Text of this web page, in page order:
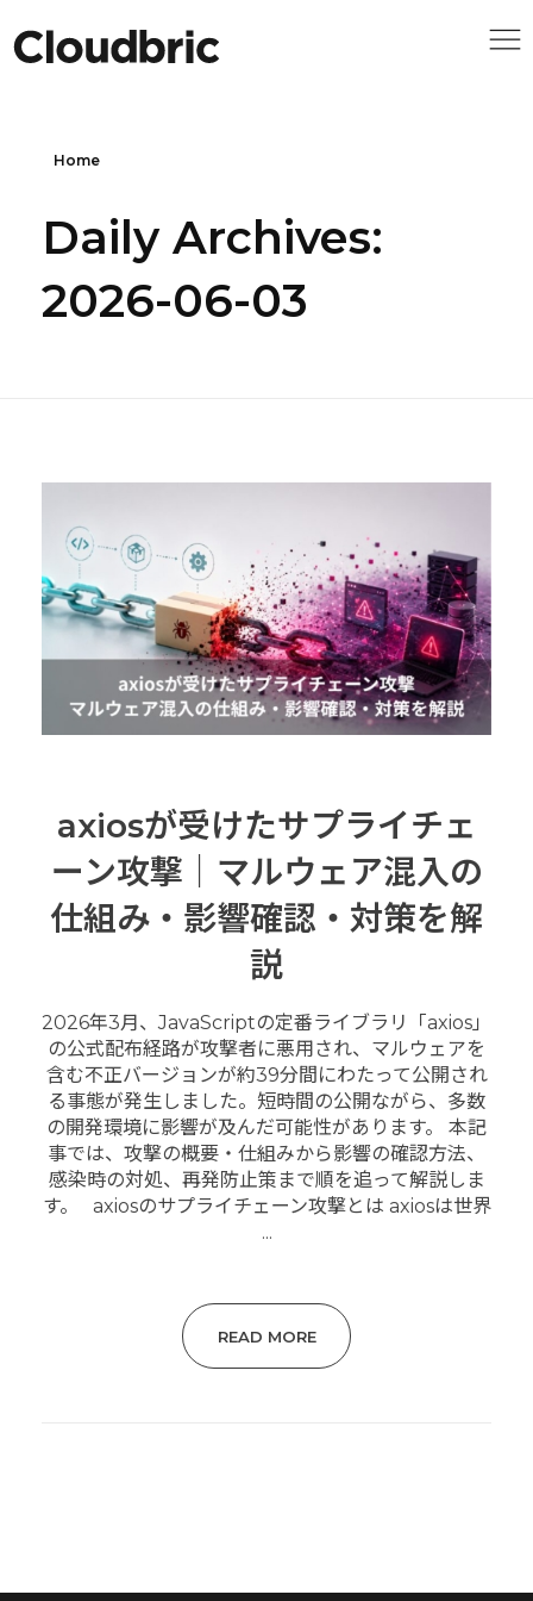
Home
Daily Archives:
2026-06-03
axiosが受けたサプライチェ
ーン攻撃｜マルウェア混入の
仕組み・影響確認・対策を解
説
2026年3月、JavaScriptの定番ライブラリ「axios」
の公式配布経路が攻撃者に悪用され、マルウェアを
含む不正バージョンが約39分間にわたって公開され
る事態が発生しました。短時間の公開ながら、多数
の開発環境に影響が及んだ可能性があります。 本記
事では、攻撃の概要・仕組みから影響の確認方法、
感染時の対処、再発防止策まで順を追って解説しま
す。 axiosのサプライチェーン攻撃とは axiosは世界
...
READ MORE